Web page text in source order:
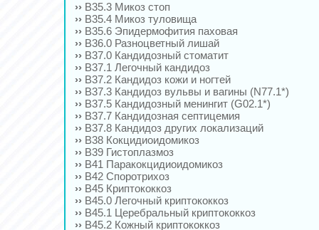
›› B35.3 Микоз стоп
›› B35.4 Микоз туловища
›› B35.6 Эпидермофития паховая
›› B36.0 Разноцветный лишай
›› B37.0 Кандидозный стоматит
›› B37.1 Легочный кандидоз
›› B37.2 Кандидоз кожи и ногтей
›› B37.3 Кандидоз вульвы и вагины (N77.1*)
›› B37.5 Кандидозный менингит (G02.1*)
›› B37.7 Кандидозная септицемия
›› B37.8 Кандидоз других локализаций
›› B38 Кокцидиоидомикоз
›› B39 Гистоплазмоз
›› B41 Паракокцидиоидомикоз
›› B42 Споротрихоз
›› B45 Криптококкоз
›› B45.0 Легочный криптококкоз
›› B45.1 Церебральный криптококкоз
›› B45.2 Кожный криптококкоз